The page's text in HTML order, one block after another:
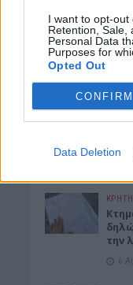
I want to opt-out
Retention, Sale,
Personal Data
Purposes for
Opted Out
CONFIRM
Data Deletion
και
ΚΡΗΤΗ
την
6